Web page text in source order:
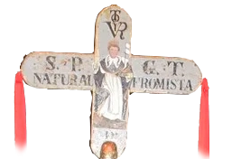
Skip to main content